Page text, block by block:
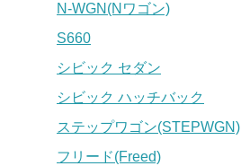
N-WGN(Nワゴン)
S660
シビック セダン
シビック ハッチバック
ステップワゴン(STEPWGN)
フリード(Freed)